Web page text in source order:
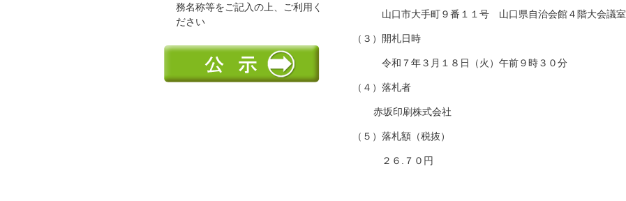
山口市大手町９番１１号 山口県自治会館４階大会議室
（３）開札日時
令和７年３月１８日（火）午前９時３０分
（４）落札者
赤坂印刷株式会社
（５）落札額（税抜）
２６.７０円
務名称等をご記入の上、ご利用く
ださい